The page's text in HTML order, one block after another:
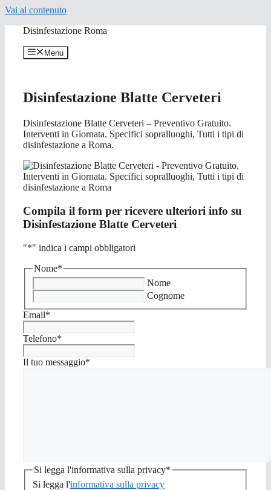
Vai al contenuto
Disinfestazione Roma
Menu
Disinfestazione Blatte Cerveteri
Disinfestazione Blatte Cerveteri – Preventivo Gratuito.
Interventi in Giornata. Specifici sopralluoghi, Tutti i tipi di
disinfestazione a Roma.
Compila il form per ricevere ulteriori info su
Disinfestazione Blatte Cerveteri
"*" indica i campi obbligatori
Nome*
Nome
Cognome
Email*
Telefono*
Il tuo messaggio*
Si legga l'informativa sulla privacy*
Si legga l'informativa sulla privacy